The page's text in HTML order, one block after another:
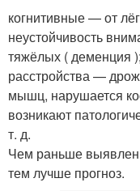
когнитивные — от
неустойчивость
тяжёлых ( деменция
расстройства —
мышц, нарушается
возникают
т. д.
Чем раньше
тем лучше прогноз.